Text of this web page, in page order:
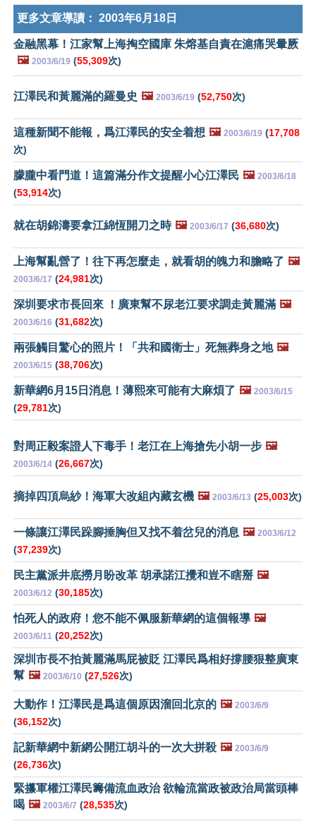
更多文章導讀： 2003年6月18日
金融黑幕！江家幫上海掏空國庫 朱熔基自責在滬痛哭暈厥
🖼️ 2003/6/19 (55,309次)
江澤民和黃麗滿的羅曼史 🖼️ 2003/6/19 (52,750次)
這種新聞不能報，爲江澤民的安全着想 🖼️ 2003/6/19 (17,708
次)
朦朧中看門道！這篇滿分作文提醒小心江澤民 🖼️ 2003/6/18
(53,914次)
就在胡錦濤要拿江綿恆開刀之時 🖼️ 2003/6/17 (36,680次)
上海幫亂營了！往下再怎麼走，就看胡的魄力和膽略了 🖼️
2003/6/17 (24,981次)
深圳要求市長回來 ！廣東幫不尿老江要求調走黃麗滿 🖼️
2003/6/16 (31,682次)
兩張觸目驚心的照片！「共和國衛士」死無葬身之地 🖼️
2003/6/15 (38,706次)
新華網6月15日消息！薄熙來可能有大麻煩了 🖼️ 2003/6/15
(29,781次)
對周正毅案證人下毒手！老江在上海搶先小胡一步 🖼️
2003/6/14 (26,667次)
摘掉四頂烏紗！海軍大改組內藏玄機 🖼️ 2003/6/13 (25,003次)
一條讓江澤民跺腳捶胸但又找不着岔兒的消息 🖼️ 2003/6/12
(37,239次)
民主黨派井底撈月盼改革 胡承諾江攪和豈不瞎掰 🖼️
2003/6/12 (30,185次)
怕死人的政府！您不能不佩服新華網的這個報導 🖼️
2003/6/11 (20,252次)
深圳市長不拍黃麗滿馬屁被貶 江澤民爲相好撐腰狠整廣東
幫 🖼️ 2003/6/10 (27,526次)
大動作！江澤民是爲這個原因溜回北京的 🖼️ 2003/6/9
(36,152次)
記新華網中新網公開江胡斗的一次大拼殺 🖼️ 2003/6/9
(26,736次)
緊攥軍權江澤民籌備流血政治 欲輪流當政被政治局當頭棒
喝 🖼️ 2003/6/7 (28,535次)